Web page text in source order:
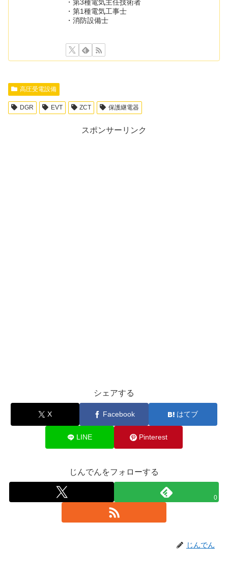
・第3種電気主任技術者
・第1種電気工事士
・消防設備士
高圧受電設備
DGR EVT ZCT 保護継電器
スポンサーリンク
シェアする
X Facebook はてブ
LINE Pinterest
じんでんをフォローする
0
じんでん